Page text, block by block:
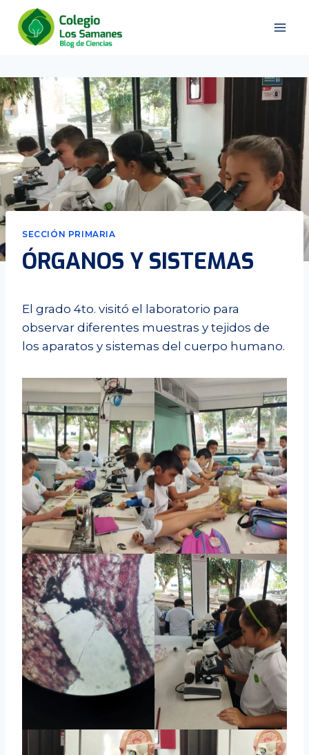
Saltar
contenido
SECCIÓN PRIMARIA
ÓRGANOS Y SISTEMAS
El grado 4to. visitó el laboratorio para
observar diferentes muestras y tejidos de
los aparatos y sistemas del cuerpo humano.